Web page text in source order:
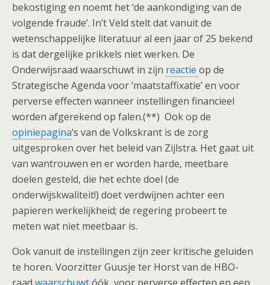
bekostiging en noemt het ‘de aankondiging van de
volgende fraude’. In’t Veld stelt dat vanuit de
wetenschappelijke literatuur al een jaar of 25 bekend
is dat dergelijke prikkels niet werken. De
Onderwijsraad waarschuwt in zijn reactie op de
Strategische Agenda voor ‘maatstaffixatie’ en voor
perverse effecten wanneer instellingen financieel
worden afgerekend op falen.(**) Ook op de
opiniepagina‘s van de Volkskrant is de zorg
uitgesproken over het beleid van Zijlstra. Het gaat uit
van wantrouwen en er worden harde, meetbare
doelen gesteld, die het echte doel (de
onderwijskwaliteit!) doet verdwijnen achter een
papieren werkelijkheid; de regering probeert te
meten wat niet meetbaar is.
Ook vanuit de instellingen zijn zeer kritische geluiden
te horen. Voorzitter Guusje ter Horst van de HBO-